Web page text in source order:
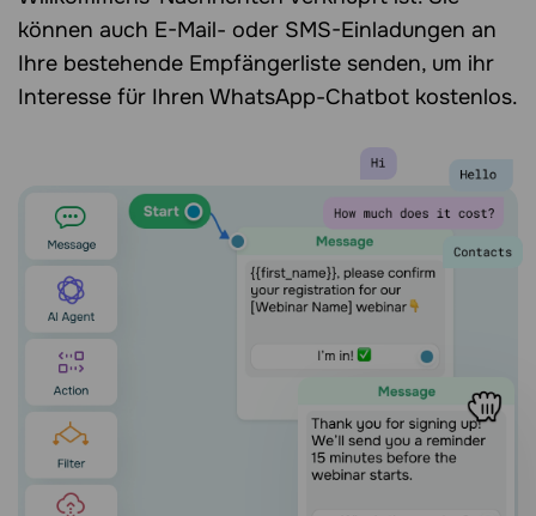
können auch E-Mail- oder SMS-Einladungen an
Ihre bestehende Empfängerliste senden, um ihr
Interesse für Ihren WhatsApp-Chatbot kostenlos.